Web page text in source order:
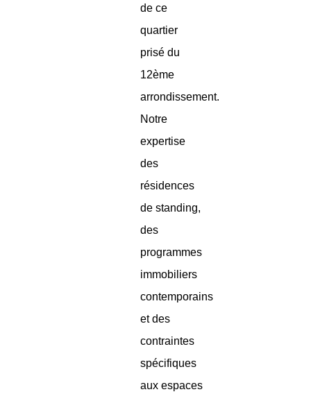
de ce
quartier
prisé du
12ème
arrondissement.
Notre
expertise
des
résidences
de standing,
des
programmes
immobiliers
contemporains
et des
contraintes
spécifiques
aux espaces